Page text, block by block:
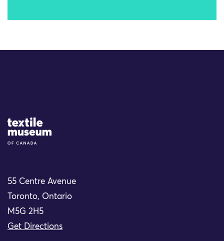
Site Logo
55 Centre Avenue
Toronto, Ontario
M5G 2H5
Get Directions